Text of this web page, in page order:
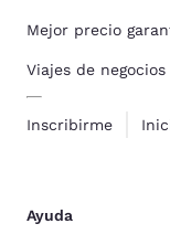
Mejor precio
Viajes de negocios
Inscribirme
Ayuda